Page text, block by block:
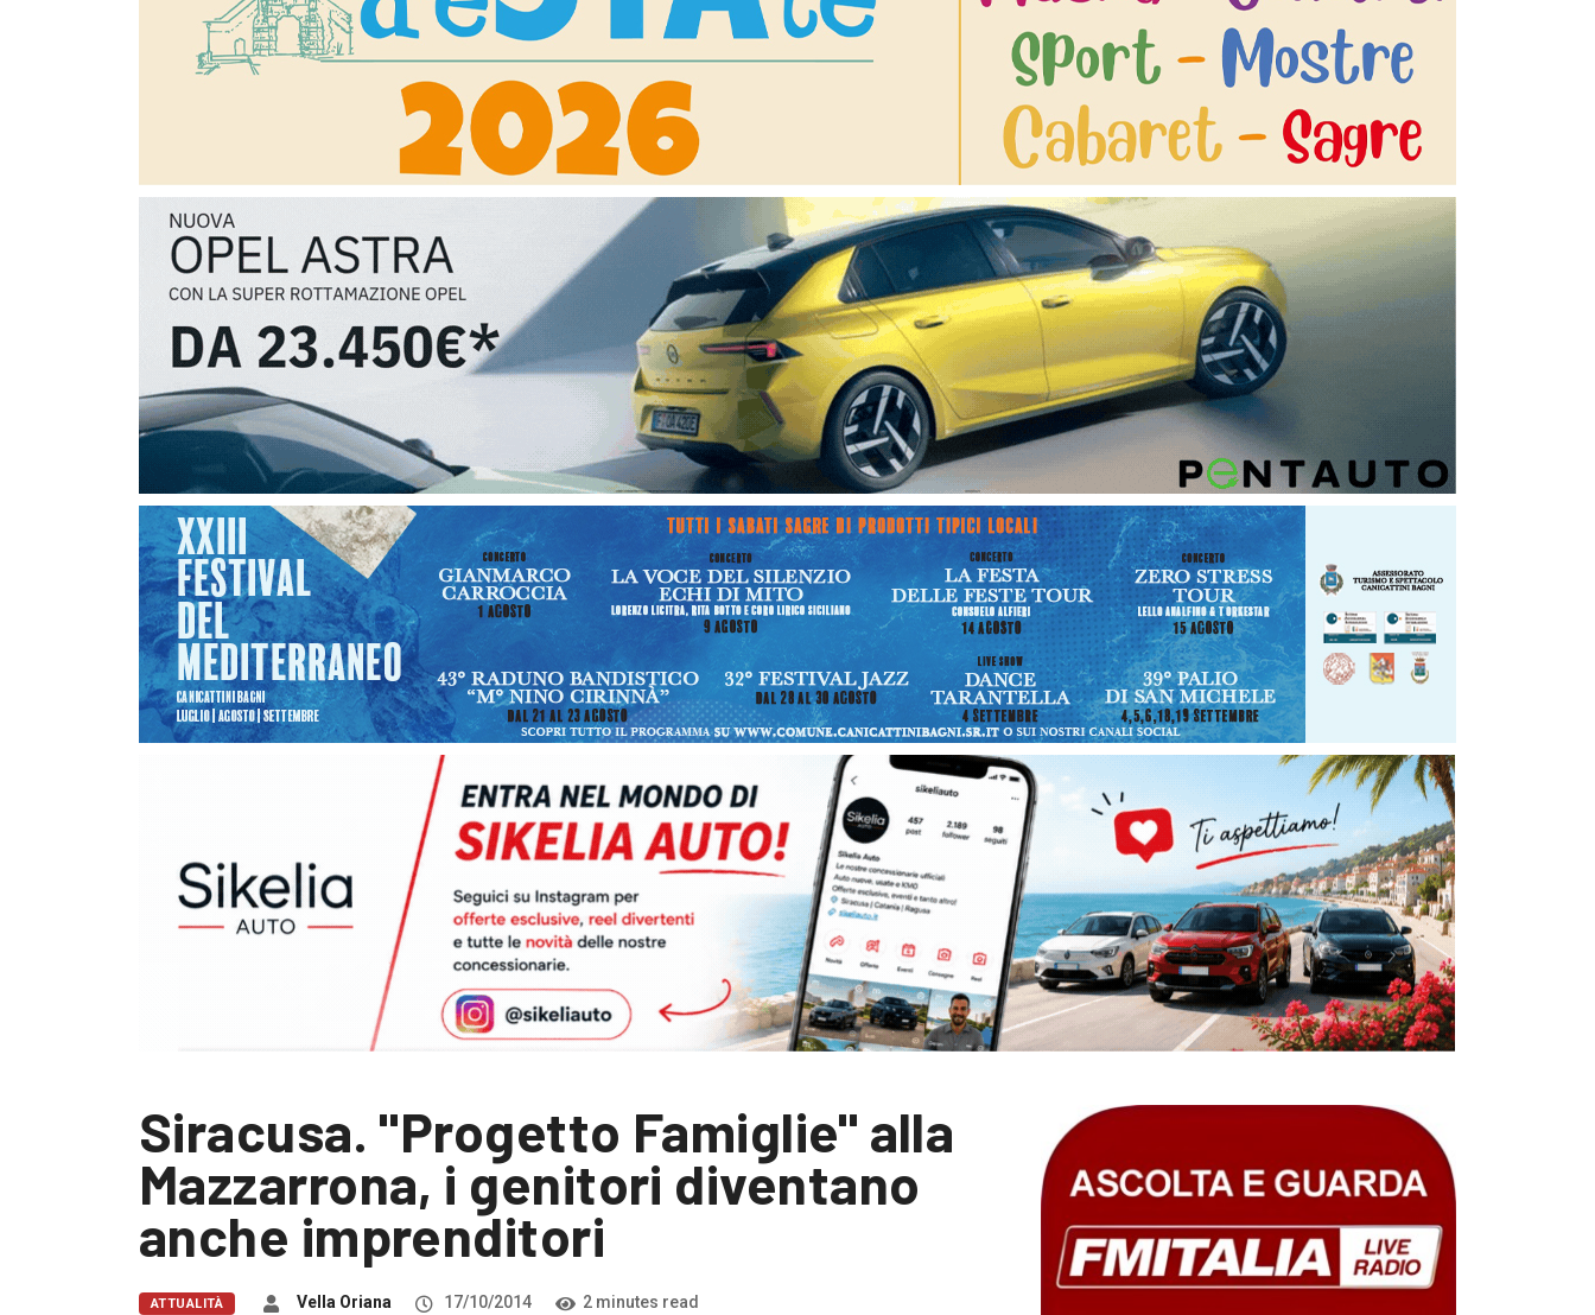
Siracusa. "Progetto Famiglie" alla
Mazzarrona, i genitori diventano
anche imprenditori
ATTUALITÀ Vella Oriana 17/10/2014 2 minutes read